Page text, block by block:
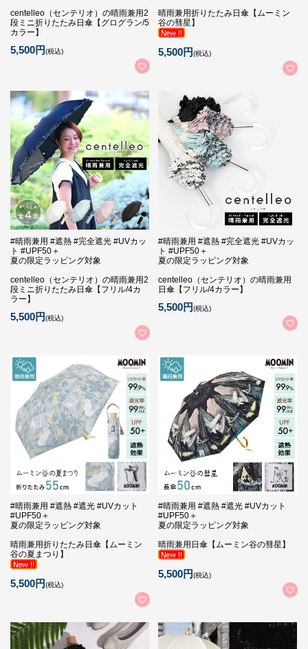
centelleo（センテリオ）の晴雨兼用2
段ミニ折りたたみ日傘【グログラン/5
カラー】
5,500円(税込)
晴雨兼用折りたたみ日傘【ムーミン
谷の彗星】
5,500円(税込)
#晴雨兼用 #遮熱 #完全遮光 #UVカッ
ト #UPF50＋
夏の限定ラッピング対象
centelleo（センテリオ）の晴雨兼用2
段ミニ折りたたみ日傘【フリル/4カ
ラー】
5,500円(税込)
#晴雨兼用 #遮熱 #完全遮光 #UVカッ
ト #UPF50＋
夏の限定ラッピング対象
centelleo（センテリオ）の晴雨兼用
日傘【フリル/4カラー】
5,500円(税込)
#晴雨兼用 #遮熱 #遮光 #UVカット
#UPF50＋
夏の限定ラッピング対象
晴雨兼用折りたたみ日傘【ムーミン
谷の夏まつり】
5,500円(税込)
#晴雨兼用 #遮熱 #遮光 #UVカット
#UPF50＋
夏の限定ラッピング対象
晴雨兼用日傘【ムーミン谷の彗星】
5,500円(税込)